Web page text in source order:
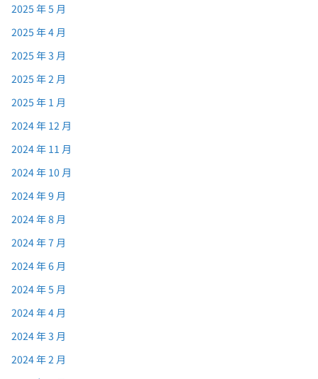
2025 年 5 月
2025 年 4 月
2025 年 3 月
2025 年 2 月
2025 年 1 月
2024 年 12 月
2024 年 11 月
2024 年 10 月
2024 年 9 月
2024 年 8 月
2024 年 7 月
2024 年 6 月
2024 年 5 月
2024 年 4 月
2024 年 3 月
2024 年 2 月